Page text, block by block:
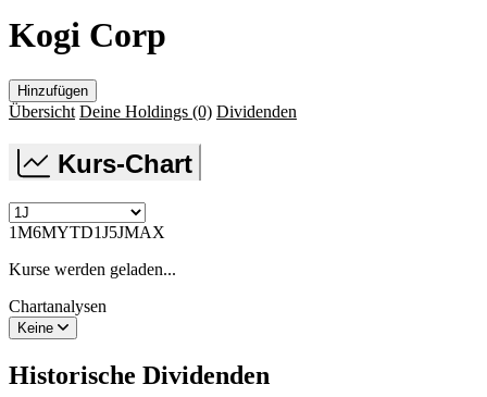
Kogi Corp
Hinzufügen
Übersicht Deine Holdings (0) Dividenden
Kurs-Chart
1M6MYTD1J5JMAX
Kurse werden geladen...
Chartanalysen
Keine
Historische Dividenden